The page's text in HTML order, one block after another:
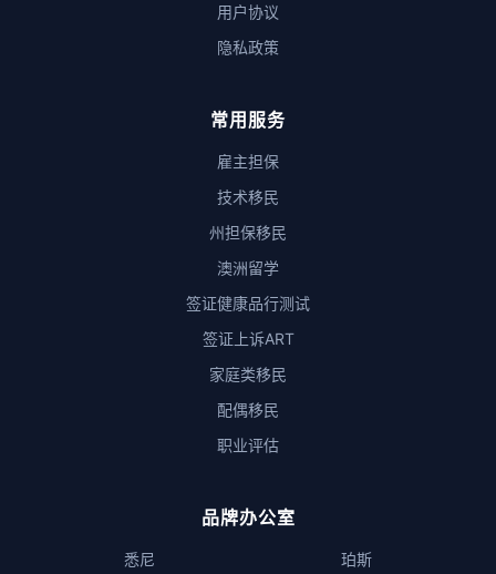
用户协议
隐私政策
常用服务
雇主担保
技术移民
州担保移民
澳洲留学
签证健康品行测试
签证上诉ART
家庭类移民
配偶移民
职业评估
品牌办公室
悉尼
珀斯